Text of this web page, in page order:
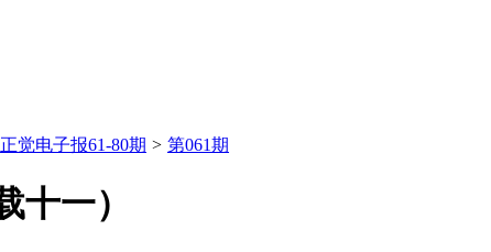
正觉电子报61-80期 > 第061期
十一）